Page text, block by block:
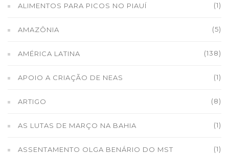
ALIMENTOS PARA PICOS NO PIAUÍ (1)
AMAZÔNIA (5)
AMÉRICA LATINA (138)
APOIO A CRIAÇÃO DE NEAS (1)
ARTIGO (8)
AS LUTAS DE MARÇO NA BAHIA (1)
ASSENTAMENTO OLGA BENÁRIO DO MST (1)